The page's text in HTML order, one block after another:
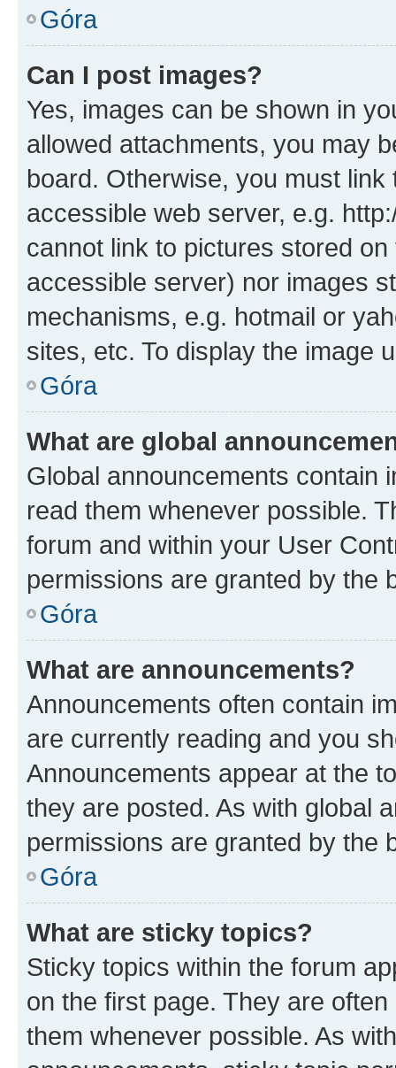
Góra
Can I post images?
Yes, images can be shown in
allowed attachments, you may
board. Otherwise, you must
accessible web server, e.g.
cannot link to pictures stored
accessible server) nor images
mechanisms, e.g. hotmail or
sites, etc. To display the image
Góra
What are global
Global announcements contain
read them whenever possible.
forum and within your User
permissions are granted by the
Góra
What are announcements?
Announcements often contain
are currently reading and you
Announcements appear at the
they are posted. As with global
permissions are granted by the
Góra
What are sticky topics?
Sticky topics within the forum
on the first page. They are
them whenever possible. As